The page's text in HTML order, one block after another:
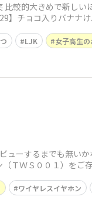
較的大きめで新しい
】チョコ入りバナナ
LJK 女子高生
ューするまでも無い
ＴＷＳ００１）をご
ワイヤレスイヤホン